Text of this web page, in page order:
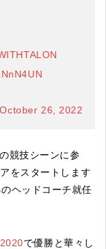
October 26, 2022
競技シーンに参
をスタートします
ヘッドコーチ就任
で優勝と華々し